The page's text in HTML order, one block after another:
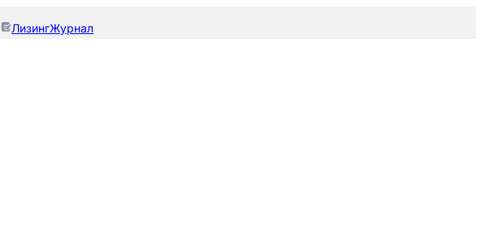
ЛизингЖурнал